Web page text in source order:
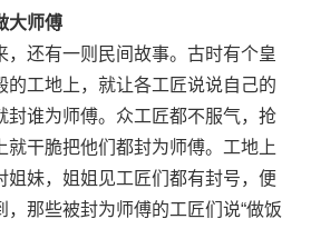
大师傅
还有一则民间故事。古时有个皇
的工地上，就让各工匠说说自己的
封谁为师傅。众工匠都不服气，抢
就干脆把他们都封为师傅。工地上
姐妹，姐姐见工匠们都有封号，便
那些被封为师傅的工匠们说“做饭